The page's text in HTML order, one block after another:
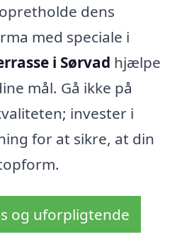
dens
med speciale i
i Sørvad hjælpe
mål. Gå ikke på
invester i
for at sikre, at din
og uforpligtende